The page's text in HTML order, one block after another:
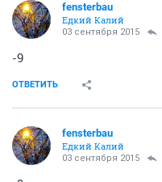
fensterbau
Едкий Калий
03 сентября 2015
-9
ОТВЕТИТЬ
fensterbau
Едкий Калий
03 сентября 2015